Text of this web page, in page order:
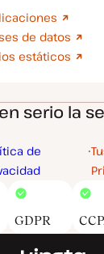
de datos
estáticos
serio la
de
GDPR